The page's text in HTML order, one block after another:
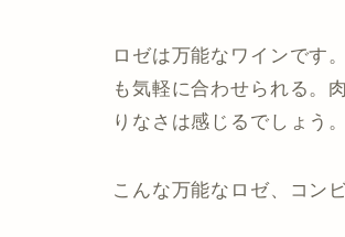
ロゼは万能なワインです
も気軽に合わせられる。
りなさは感じるでしょう。
こんな万能なロゼ、コン